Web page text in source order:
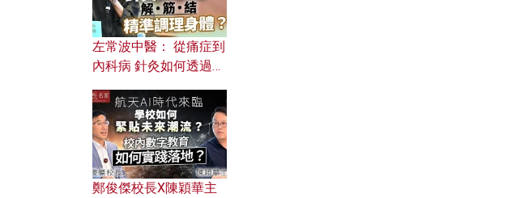
左常波中醫： 從痛症到
內科病 針灸如何透過解
鄭俊傑校長X陳穎華主